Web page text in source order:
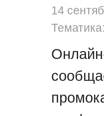
14
Тематика: